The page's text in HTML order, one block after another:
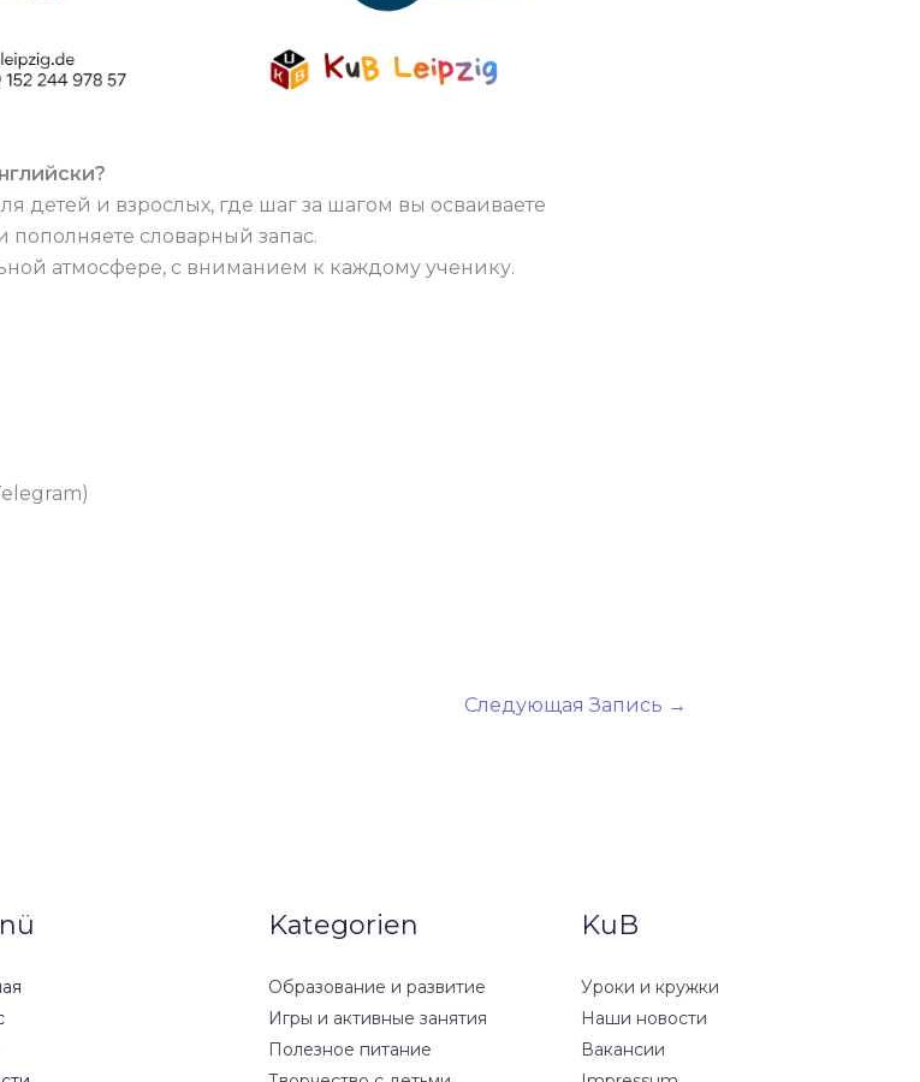
детей и взрослых, где шаг за шагом вы осваиваете
словарный запас.
атмосфере, с вниманием к каждому ученику.
Следующая Запись →
Kategorien
Образование и развитие
Игры и активные занятия
Полезное питание
KuB
Уроки и кружки
Наши новости
Вакансии